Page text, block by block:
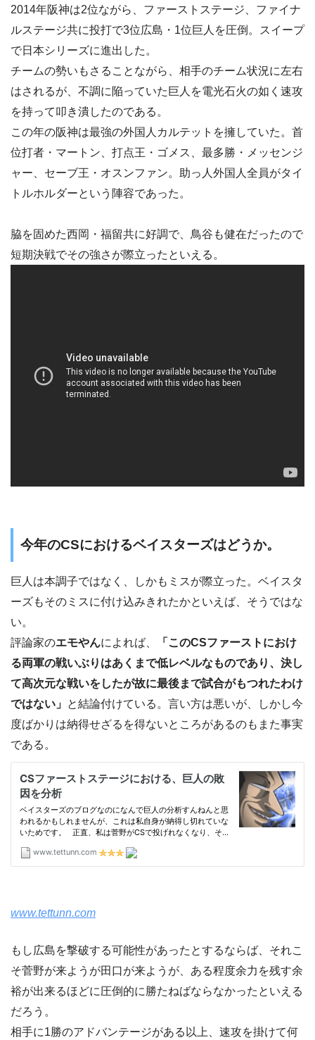
2014年阪神は2位ながら、ファーストステージ、ファイナ
ルステージ共に投打で3位広島・1位巨人を圧倒。スイープ
で日本シリーズに進出した。
チームの勢いもさることながら、相手のチーム状況に左右
はされるが、不調に陥っていた巨人を電光石火の如く速攻
を持って叩き潰したのである。
この年の阪神は最強の外国人カルテットを擁していた。首
位打者・マートン、打点王・ゴメス、最多勝・メッセンジ
ャー、セーブ王・オスンファン。助っ人外国人全員がタイ
トルホルダーという陣容であった。
脇を固めた西岡・福留共に好調で、鳥谷も健在だったので
短期決戦でその強さが際立ったといえる。
今年のCSにおけるベイスターズはどうか。
巨人は本調子ではなく、しかもミスが際立った。ベイスタ
ーズもそのミスに付け込みきれたかといえば、そうではな
い。
評論家のエモやんによれば、
「このCSファーストにおけ
る両軍の戦いぶりはあくまで低レベルなものであり、決し
て高次元な戦いをしたが故に最後まで試合がもつれたわけ
ではない」 と結論付けている。言い方は悪いが、しかし今
度ばかりは納得せざるを得ないところがあるのもまた事実
である。
www.tettunn.com
もし広島を撃破する可能性があったとするならば、それこ
そ菅野が来ようが田口が来ようが、ある程度余力を残す余
裕が出来るほどに圧倒的に勝たねばならなかったといえる
だろう。
相手に1勝のアドバンテージがある以上、速攻を掛けて何